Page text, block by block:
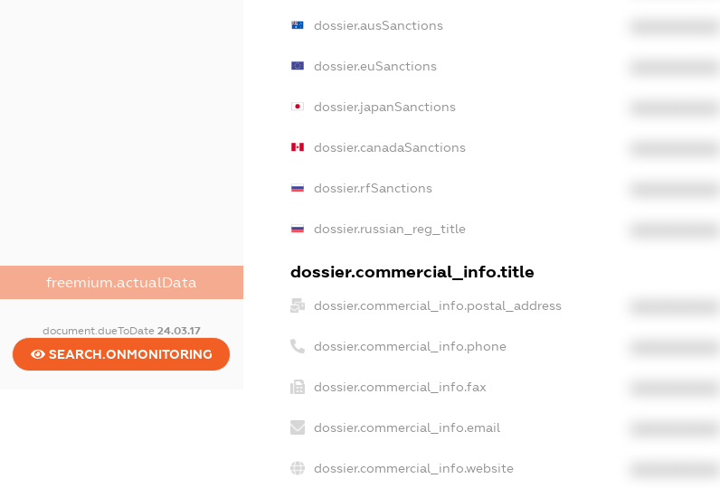
freemium.actualData
document.dueToDate 24.03.17
SEARCH.ONMONITORING
dossier.ausSanctions
dossier.euSanctions
dossier.japanSanctions
dossier.canadaSanctions
dossier.rfSanctions
dossier.russian_reg_title
dossier.commercial_info.title
dossier.commercial_info.postal_address
dossier.commercial_info.phone
dossier.commercial_info.fax
dossier.commercial_info.email
dossier.commercial_info.website